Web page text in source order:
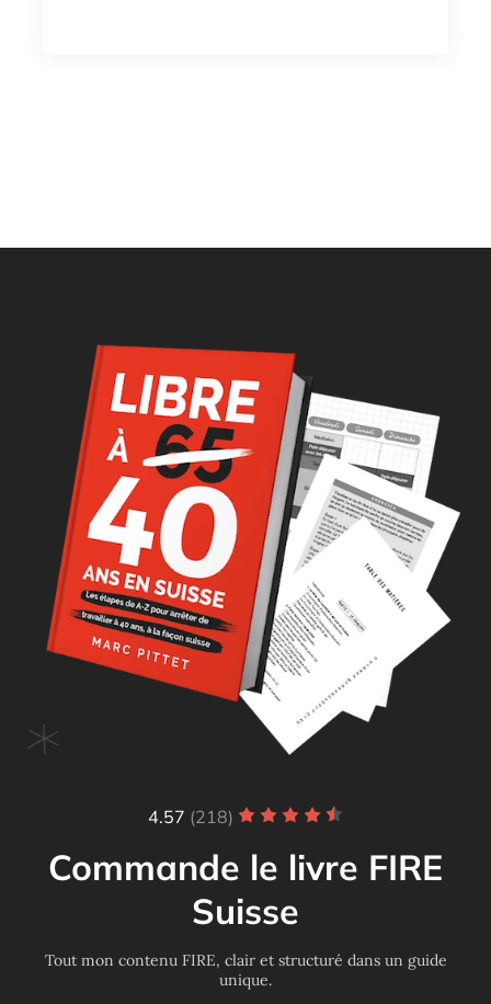
4.57 (218)
Commande le livre FIRE
Suisse
Tout mon contenu FIRE, clair et structuré dans un guide
unique.